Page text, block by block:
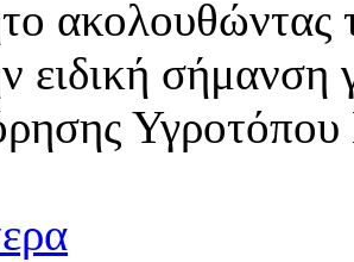
ακολουθώντας
ειδική
Υγροτόπου